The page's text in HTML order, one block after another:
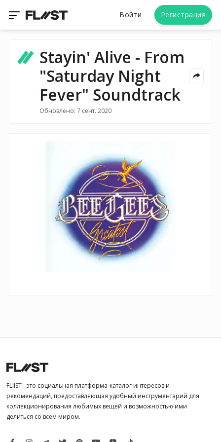
Войти Регистрация
Stayin' Alive - From
"Saturday Night
Fever" Soundtrack
Обновлено: 7 сент. 2020
FLIIST - это социальная платформа-каталог интересов и
рекомендаций, предоставляющая удобный инструментарий для
коллекционирования любимых вещей и возможностью ими
делиться со всем миром.